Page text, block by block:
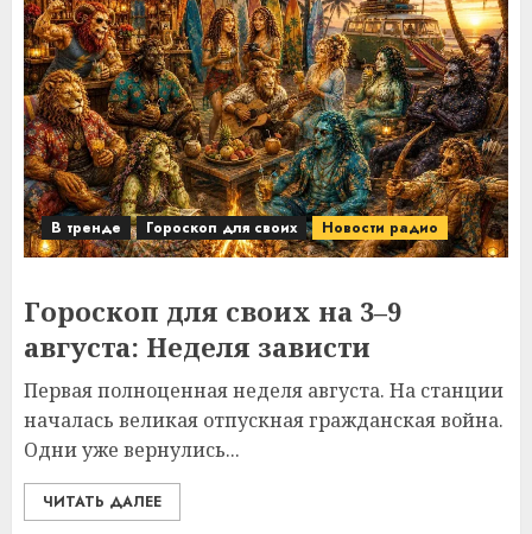
В тренде Гороскоп для своих Новости радио
Гороскоп для своих на 3–9
августа: Неделя зависти
Первая полноценная неделя августа. На станции
началась великая отпускная гражданская война.
Одни уже вернулись...
ЧИТАТЬ ДАЛЕЕ